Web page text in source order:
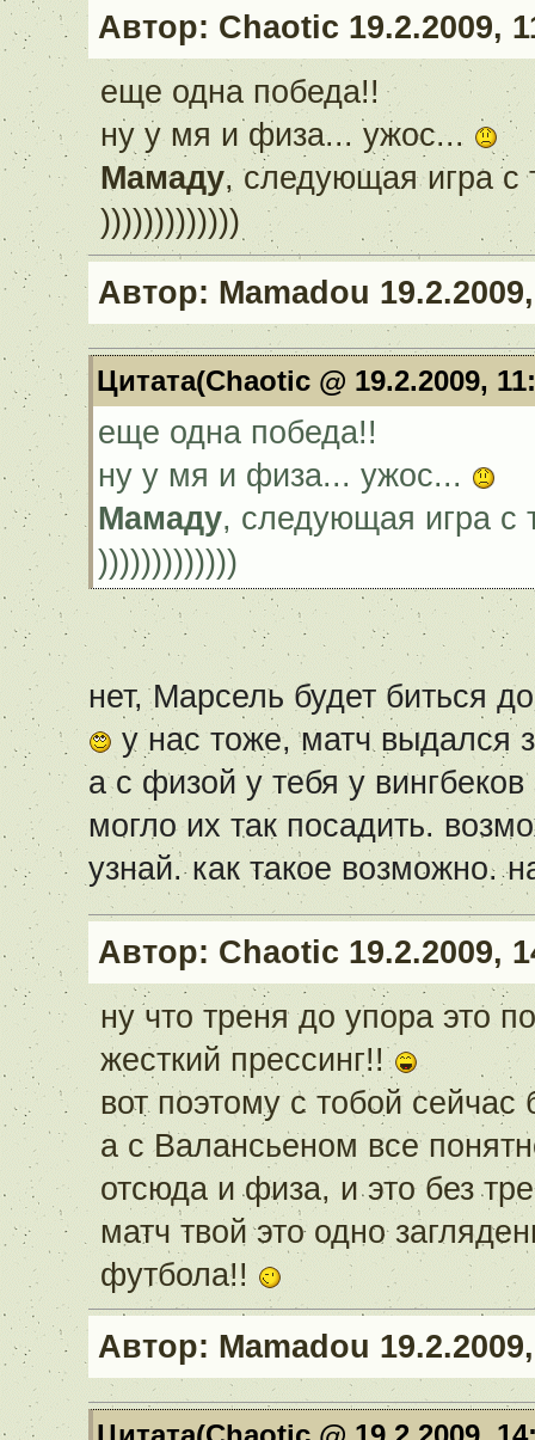
Автор: Chaotic 19.2.2009,
еще одна победа!!
ну у мя и физа... ужос...
Мамаду, следующая игра с
)))))))))))))
Автор: Mamadou
Цитата(Chaotic @ 19.2.2009,
еще одна победа!!
ну у мя и физа... ужос...
Мамаду, следующая игра с
)))))))))))))
нет, Марсель будет биться
у нас тоже, матч выдался
а с физой у тебя у
могло их так посадить.
узнай. как такое возможно.
Автор: Chaotic 19.2.2009,
ну что треня до упора это
жесткий прессинг!!
вот поэтому с тобой
а с Валансьеном все
отсюда и физа, и это без
матч твой это одно
футбола!!
Автор: Mamadou